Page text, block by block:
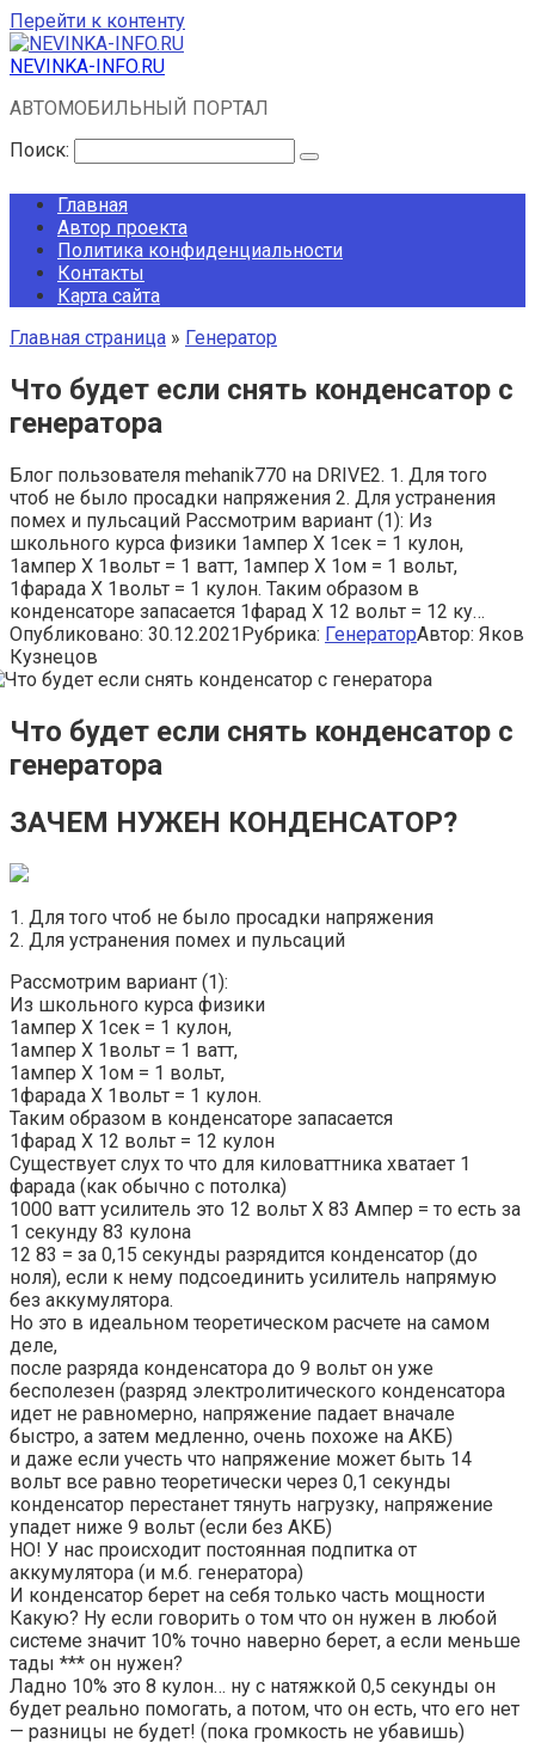
Перейти к контенту
NEVINKA-INFO.RU
АВТОМОБИЛЬНЫЙ ПОРТАЛ
Поиск:
Главная
Автор проекта
Политика конфиденциальности
Контакты
Карта сайта
Главная страница » Генератор
Что будет если снять конденсатор с
генератора
Блог пользователя mehanik770 на DRIVE2. 1. Для того
чтоб не было просадки напряжения 2. Для устранения
помех и пульсаций Рассмотрим вариант (1): Из
школьного курса физики 1ампер X 1сек = 1 кулон,
1ампер X 1вольт = 1 ватт, 1ампер X 1ом = 1 вольт,
1фарада X 1вольт = 1 кулон. Таким образом в
конденсаторе запасается 1фарад Х 12 вольт = 12 ку…
Опубликовано: 30.12.2021Рубрика: ГенераторАвтор: Яков
Кузнецов
Что будет если снять конденсатор с
генератора
ЗАЧЕМ НУЖЕН КОНДЕНСАТОР?
1. Для того чтоб не было просадки напряжения
2. Для устранения помех и пульсаций
Рассмотрим вариант (1):
Из школьного курса физики
1ампер X 1сек = 1 кулон,
1ампер X 1вольт = 1 ватт,
1ампер X 1ом = 1 вольт,
1фарада X 1вольт = 1 кулон.
Таким образом в конденсаторе запасается
1фарад Х 12 вольт = 12 кулон
Существует слух то что для киловаттника хватает 1
фарада (как обычно с потолка)
1000 ватт усилитель это 12 вольт Х 83 Ампер = то есть за
1 секунду 83 кулона
12 83 = за 0,15 секунды разрядится конденсатор (до
ноля), если к нему подсоединить усилитель напрямую
без аккумулятора.
Но это в идеальном теоретическом расчете на самом
деле,
после разряда конденсатора до 9 вольт он уже
бесполезен (разряд электролитического конденсатора
идет не равномерно, напряжение падает вначале
быстро, а затем медленно, очень похоже на АКБ)
и даже если учесть что напряжение может быть 14
вольт все равно теоретически через 0,1 секунды
конденсатор перестанет тянуть нагрузку, напряжение
упадет ниже 9 вольт (если без АКБ)
НО! У нас происходит постоянная подпитка от
аккумулятора (и м.б. генератора)
И конденсатор берет на себя только часть мощности
Какую? Ну если говорить о том что он нужен в любой
системе значит 10% точно наверно берет, а если меньше
тады *** он нужен?
Ладно 10% это 8 кулон… ну с натяжкой 0,5 секунды он
будет реально помогать, а потом, что он есть, что его нет
— разницы не будет! (пока громкость не убавишь)